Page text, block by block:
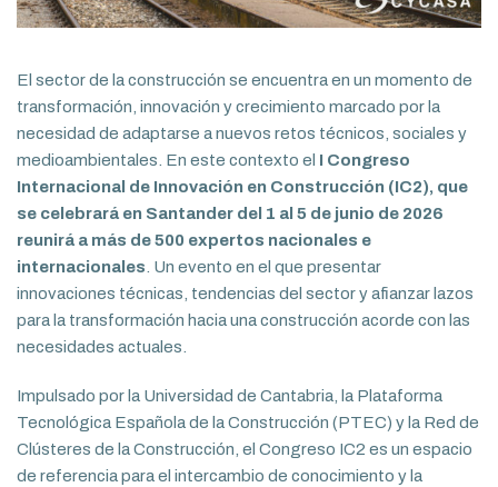
El sector de la construcción se encuentra en un momento de
transformación, innovación y crecimiento marcado por la
necesidad de adaptarse a nuevos retos técnicos, sociales y
medioambientales. En este contexto el I Congreso
Internacional de Innovación en Construcción (IC2), que
se celebrará en Santander del 1 al 5 de junio de 2026
reunirá a más de 500 expertos nacionales e
internacionales. Un evento en el que presentar
innovaciones técnicas, tendencias del sector y afianzar lazos
para la transformación hacia una construcción acorde con las
necesidades actuales.
Impulsado por la Universidad de Cantabria, la Plataforma
Tecnológica Española de la Construcción (PTEC) y la Red de
Clústeres de la Construcción, el Congreso IC2 es un espacio
de referencia para el intercambio de conocimiento y la